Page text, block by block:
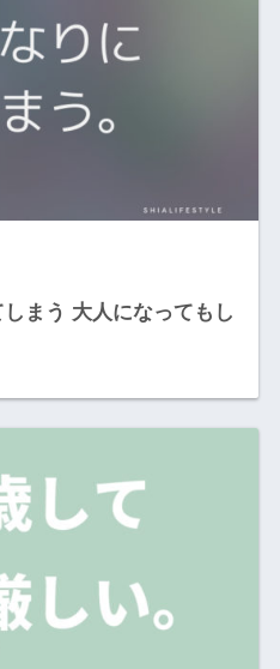
まう 大人になってもし